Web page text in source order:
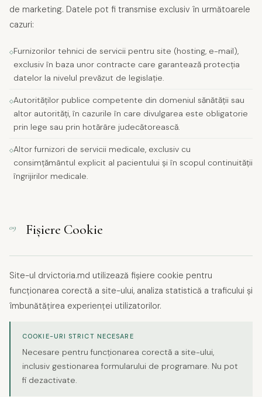
de marketing. Datele pot fi transmise exclusiv în următoarele
cazuri:
Furnizorilor tehnici de servicii pentru site (hosting, e-mail),
exclusiv în baza unor contracte care garantează protecția
datelor la nivelul prevăzut de legislație.
Autorităților publice competente din domeniul sănătății sau
altor autorități, în cazurile în care divulgarea este obligatorie
prin lege sau prin hotărâre judecătorească.
Altor furnizori de servicii medicale, exclusiv cu
consimțământul explicit al pacientului și în scopul continuității
îngrijirilor medicale.
09 Fișiere Cookie
Site-ul drvictoria.md utilizează fișiere cookie pentru
funcționarea corectă a site-ului, analiza statistică a traficului și
îmbunătățirea experienței utilizatorilor.
COOKIE-URI STRICT NECESARE
Necesare pentru funcționarea corectă a site-ului,
inclusiv gestionarea formularului de programare. Nu pot
fi dezactivate.